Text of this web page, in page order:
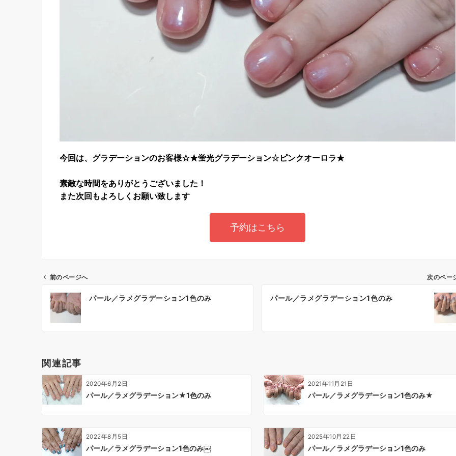
今回は、グラデーションのお客様☆★蛍光グラデーション☆ピンクオーロラ★
素敵な時間をありがとうございました！
また次回もよろしくお願い致します
予約はこちら
前のページへ
パール／ラメグラデーション1色のみ
次のペー
パール／ラメグラデーション1色のみ
関連記事
2020年6月2日
パール／ラメグラデーション★1色のみ
2021年11月21日
パール／ラメグラデーション1色のみ★
2022年8月5日
パール／ラメグラデーション1色のみ￼
2025年10月22日
パール／ラメグラデーション1色のみ